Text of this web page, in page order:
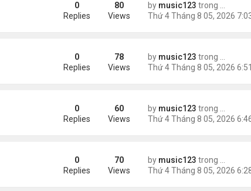
by music123 trong
0
Replies
80
Views
by music123 trong
0
Replies
78
Views
by music123 trong
0
Replies
60
Views
chất nổ ở sân bay by music123 trong
0
Replies
70
Views